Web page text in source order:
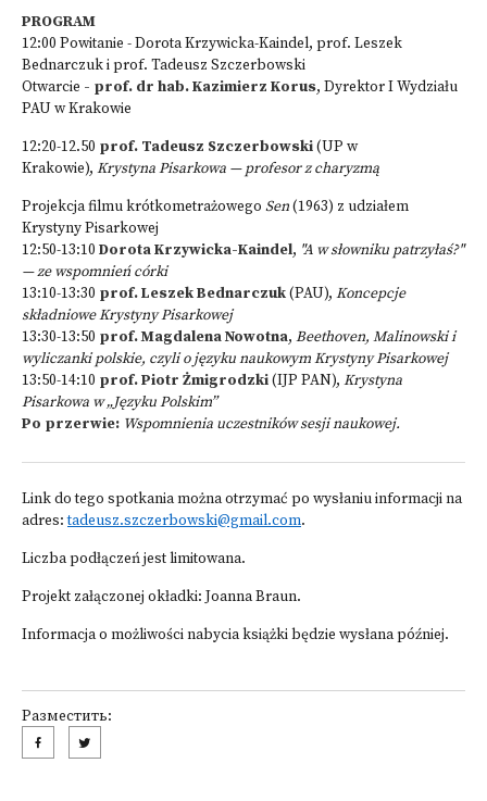
PROGRAM
12:00 Powitanie - Dorota Krzywicka-Kaindel, prof. Leszek
Bednarczuk i prof. Tadeusz Szczerbowski
Otwarcie - prof. dr hab. Kazimierz Korus, Dyrektor I Wydziału
PAU w Krakowie
12:20-12.50 prof. Tadeusz Szczerbowski(UP w
Krakowie), Krystyna Pisarkowa — profesor z charyzmą
Projekcja filmu krótkometrażowego Sen(1963) z udziałem
Krystyny Pisarkowej
12:50-13:10 Dorota Krzywicka-Kaindel, "A w słowniku patrzyłaś?"
— ze wspomnień córki
13:10-13:30 prof. Leszek Bednarczuk(PAU), Koncepcje
składniowe Krystyny Pisarkowej
13:30-13:50 prof. Magdalena Nowotna, Beethoven, Malinowski i
wyliczanki polskie, czyli o języku naukowym Krystyny Pisarkowej
13:50-14:10 prof. Piotr Żmigrodzki(IJP PAN), Krystyna
Pisarkowa w „Języku Polskim”
Po przerwie: Wspomnienia uczestników sesji naukowej.
Link do tego spotkania można otrzymać po wysłaniu informacji na
adres:tadeusz.szczerbowski@gmail.com.
Liczba podłączeń jest limitowana.
Projekt załączonej okładki: Joanna Braun.
Informacja o możliwości nabycia książki będzie wysłana później.
Разместить: